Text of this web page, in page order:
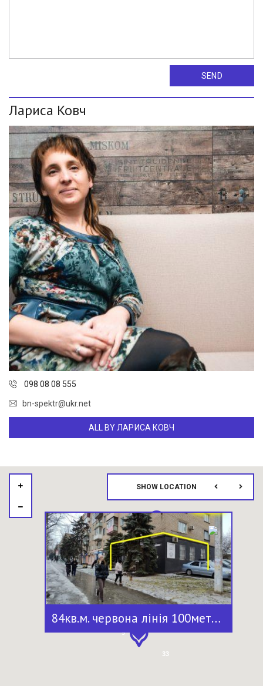
SEND
Лариса Ковч
098 08 08 555
bn-spektr@ukr.net
ALL BY ЛАРИСА КОВЧ
33
9
7
11 84кв.м. червона лінія 100метрів площа визволення
SHOW LOCATION